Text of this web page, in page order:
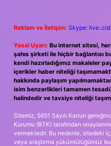
Reklam ve İletişim: Skype:
Yasal Uyarı: Bu internet sitesi,
şahıs şirketi ile hiçbir bağlantısı
kendi hazırladığımız makaleler
içerikler haber niteliği
hakkında paylaşım
isim benzerlikleri tamamen
halindedir ve tavsiye niteliği
Sitemiz, 5651 Sayılı Kanun
Kurumu (BTK) tarafından
vermektedir. Bu nedenle, sitedeki
veya araştırma yükümlülüğümüz